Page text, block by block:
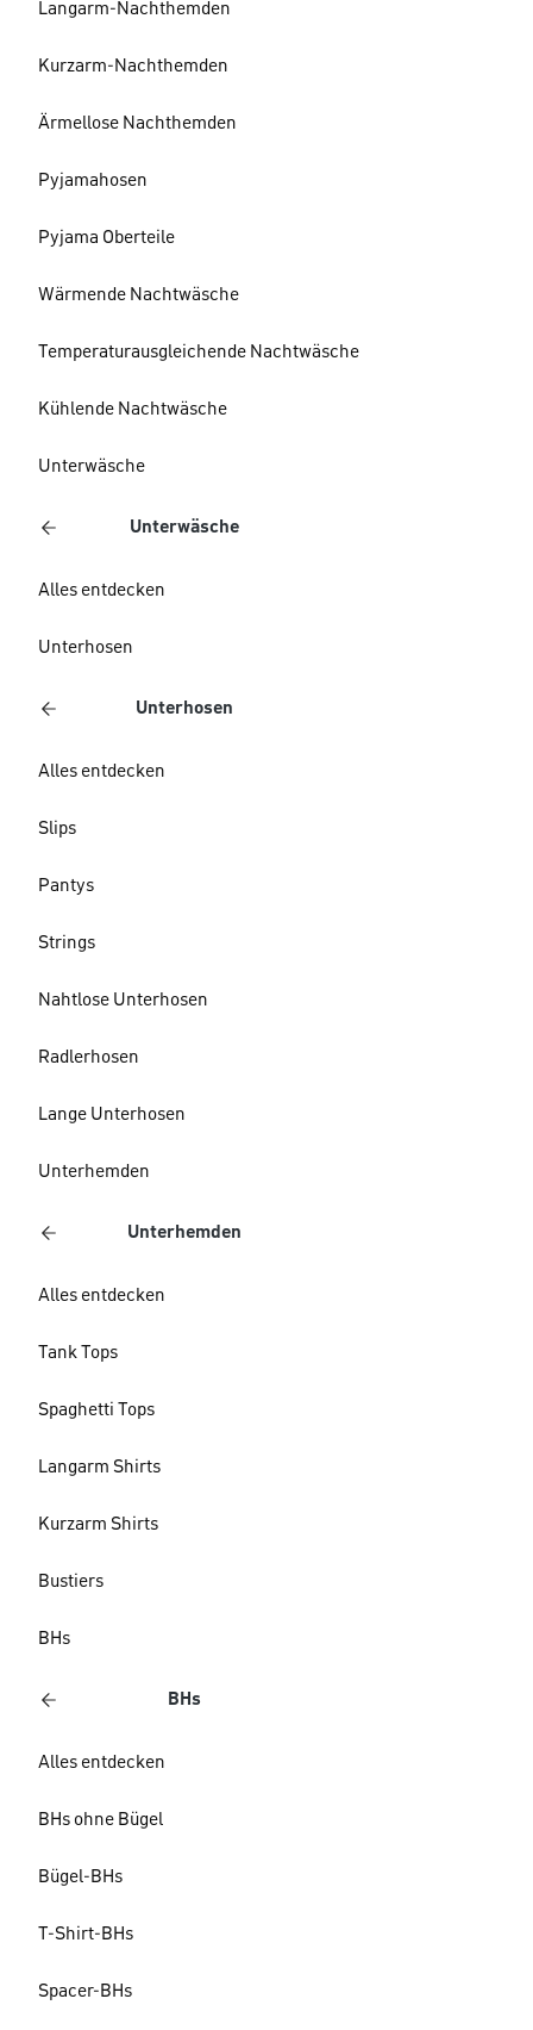
Langarm-Nachthemden
Kurzarm-Nachthemden
Ärmellose Nachthemden
Pyjamahosen
Pyjama Oberteile
Wärmende Nachtwäsche
Temperaturausgleichende Nachtwäsche
Kühlende Nachtwäsche
Unterwäsche
Unterwäsche
Alles entdecken
Unterhosen
Unterhosen
Alles entdecken
Slips
Pantys
Strings
Nahtlose Unterhosen
Radlerhosen
Lange Unterhosen
Unterhemden
Unterhemden
Alles entdecken
Tank Tops
Spaghetti Tops
Langarm Shirts
Kurzarm Shirts
Bustiers
BHs
BHs
Alles entdecken
BHs ohne Bügel
Bügel-BHs
T-Shirt-BHs
Spacer-BHs